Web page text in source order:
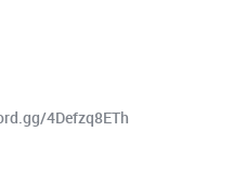
4Defzq8ETh